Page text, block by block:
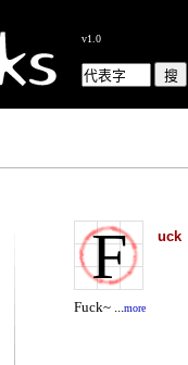
v1.0
F uck
Fuck~ ...more